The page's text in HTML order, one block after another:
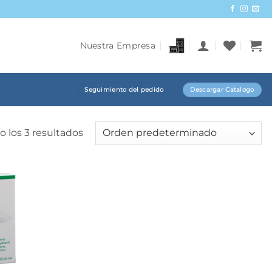
Nuestra Empresa
Seguimiento del pedido Descargar Catalogo
los 3 resultados